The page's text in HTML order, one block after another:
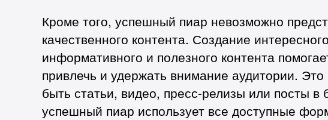
Кроме того, успешный пиар невозможно
качественного контента. Создание
информативного и полезного контента
привлечь и удержать внимание аудитории. Это
быть статьи, видео, пресс-релизы или посты в
успешный пиар использует все доступные